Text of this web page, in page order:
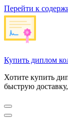
Перейти к
Купить диплом
Хотите купить
быструю